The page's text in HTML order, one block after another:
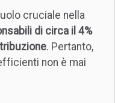
cruciale nella
di circa il 4%
. Pertanto,
non è mai